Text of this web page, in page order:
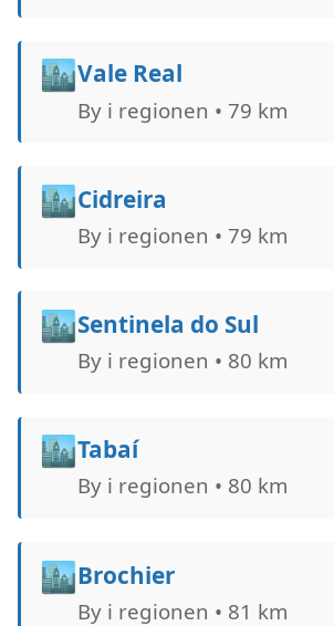
🏙️Vale Real
By i regionen • 79 km
🏙️Cidreira
By i regionen • 79 km
🏙️Sentinela do Sul
By i regionen • 80 km
🏙️Tabaí
By i regionen • 80 km
🏙️Brochier
By i regionen • 81 km